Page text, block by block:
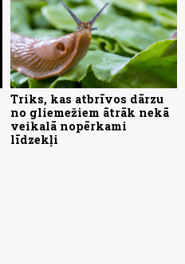
Triks, kas atbrīvos dārzu
no gliemežiem ātrāk nekā
veikalā nopērkami
līdzekļi